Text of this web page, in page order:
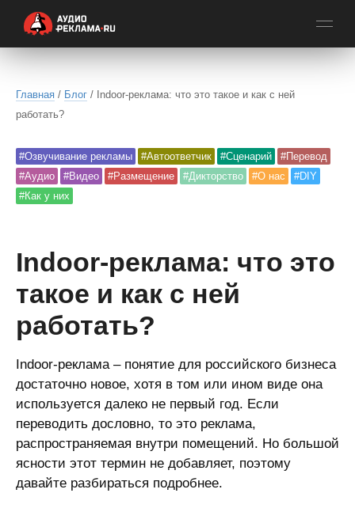
Главная / Блог / Indoor-реклама: что это такое и как с ней
работать?
#Озвучивание рекламы #Автоответчик #Сценарий
#Перевод
#Аудио
#Видео #Размещение #Дикторство #О нас
#DIY
#Как у них
Indoor-реклама: что это
такое и как с ней
работать?
Indoor-реклама – понятие для российского бизнеса
достаточно новое, хотя в том или ином виде она
используется далеко не первый год. Если
переводить дословно, то это реклама,
распространяемая внутри помещений. Но большой
ясности этот термин не добавляет, поэтому
давайте разбираться подробнее.